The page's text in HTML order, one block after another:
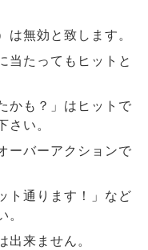
は無効と致します。
当たってもヒットと
かも？」はヒットで
い。
ーバーアクションで
ト通ります！」など
出来ません。